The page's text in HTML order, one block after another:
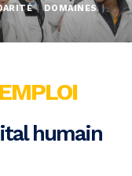
DOMAINES
humain